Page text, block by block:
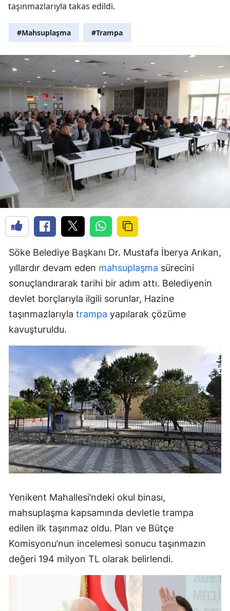
taşınmazlarıyla takas edildi.
#Mahsuplaşma #Trampa
Söke Belediye Başkanı Dr. Mustafa İberya Arıkan,
yıllardır devam eden mahsuplaşma sürecini
sonuçlandırarak tarihi bir adım attı. Belediyenin
devlet borçlarıyla ilgili sorunlar, Hazine
taşınmazlarıyla trampa yapılarak çözüme
kavuşturuldu.
Yenikent Mahallesi’ndeki okul binası,
mahsuplaşma kapsamında devletle trampa
edilen ilk taşınmaz oldu. Plan ve Bütçe
Komisyonu’nun incelemesi sonucu taşınmazın
değeri 194 milyon TL olarak belirlendi.